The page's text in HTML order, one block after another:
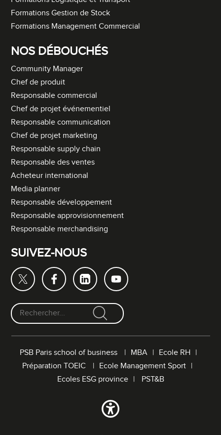
Formations Gestion de Stock
Formations Management Commercial
NOS DÉBOUCHÉS
Community Manager
Chef de produit
Responsable commercial
Chef de projet événementiel
Responsable communication
Chef de projet marketing
Responsable supply chain
Responsable des ventes
Acheteur international
Media planner
Responsable développement
Responsable approvisionnement
Responsable merchandising
SUIVEZ-NOUS
F
PSB Paris school of business MBA
Ecole RH
Préparation TOEIC
Ecole Management Sport
Ecoles ESG province
PST&B